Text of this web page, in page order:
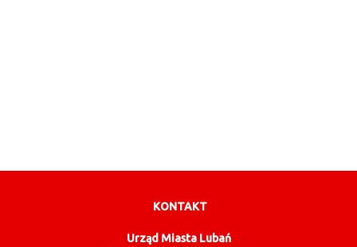
KONTAKT
Urząd Miasta Lubań